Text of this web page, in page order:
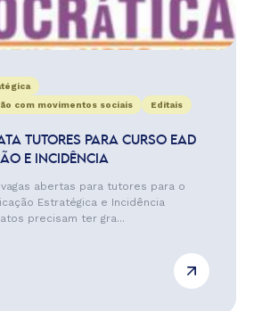
com movimentos sociais
Editais
TUTORES PARA CURSO EAD
E INCIDÊNCIA
abertas para tutores para o
Estratégica e Incidência
precisam ter gra...